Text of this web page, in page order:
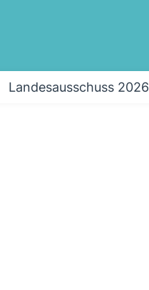
Landesausschuss 2026